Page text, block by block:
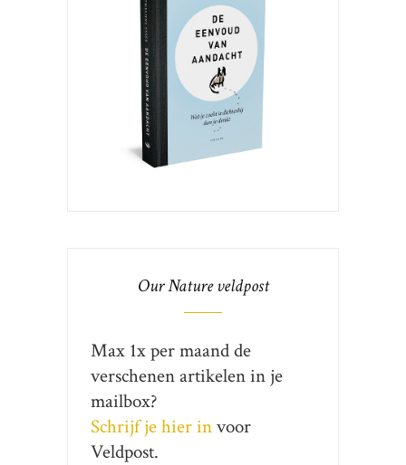
Our Nature veldpost
Max 1x per maand de
verschenen artikelen in je
mailbox?
Schrijf je hier invoor
Veldpost.